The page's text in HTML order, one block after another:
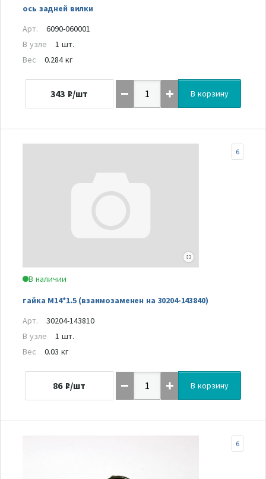
ось задней вилки
Арт.
6090-060001
В узле
1 шт.
Вес
0.284 кг
343 ₽/шт В корзину
В наличии
гайка M14*1.5 (взаимозаменен на 30204-143840)
6
Арт.
30204-143810
В узле
1 шт.
Вес
0.03 кг
86 ₽/шт В корзину
6